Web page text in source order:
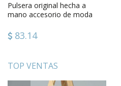
Pulsera original hecha a
mano accesorio de moda
mujer83.14
TOP VENTAS